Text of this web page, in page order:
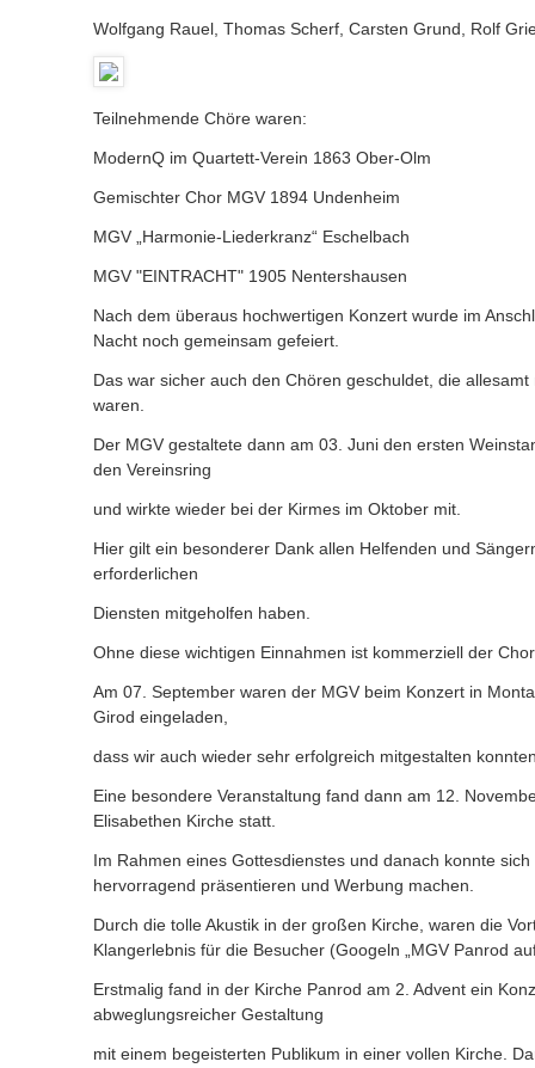
Wolfgang Rauel, Thomas Scherf, Carsten Grund, Rolf
Teilnehmende Chöre waren:
ModernQ im Quartett-Verein 1863 Ober-Olm
Gemischter Chor MGV 1894 Undenheim
MGV „Harmonie-Liederkranz“ Eschelbach
MGV "EINTRACHT" 1905 Nentershausen
Nach dem überaus hochwertigen Konzert wurde im
Nacht noch gemeinsam gefeiert.
Das war sicher auch den Chören geschuldet, die
waren.
Der MGV gestaltete dann am 03. Juni den ersten
den Vereinsring
und wirkte wieder bei der Kirmes im Oktober mit.
Hier gilt ein besonderer Dank allen Helfenden und
erforderlichen
Diensten mitgeholfen haben.
Ohne diese wichtigen Einnahmen ist kommerziell der
Am 07. September waren der MGV beim Konzert in
Girod eingeladen,
dass wir auch wieder sehr erfolgreich mitgestalten
Eine besondere Veranstaltung fand dann am 12.
Elisabethen Kirche statt.
Im Rahmen eines Gottesdienstes und danach konnte sich
hervorragend präsentieren und Werbung machen.
Durch die tolle Akustik in der großen Kirche, waren die
Klangerlebnis für die Besucher (Googeln „MGV Panrod
Erstmalig fand in der Kirche Panrod am 2. Advent ein
abweglungsreicher Gestaltung
mit einem begeisterten Publikum in einer vollen Kirche.